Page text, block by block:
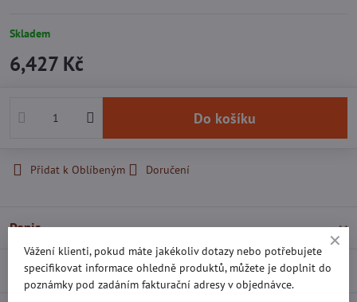
Skladem
6,427 Kč
Do košíku
Přidat k Oblíbeným Doručení
Popis
Recenze 0
Vážení klienti, pokud máte jakékoliv dotazy nebo potřebujete
specifikovat informace ohledně produktů, můžete je doplnit do
poznámky pod zadáním fakturační adresy v objednávce.